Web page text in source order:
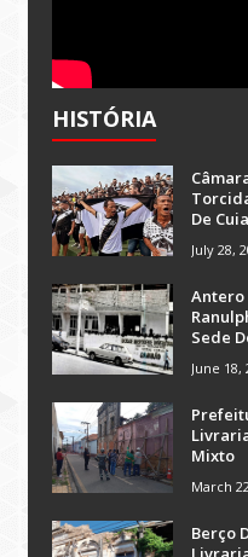
HISTÓRIA
De
July 28,
Antero
Sede
June 18,
Mixto
March
Berço